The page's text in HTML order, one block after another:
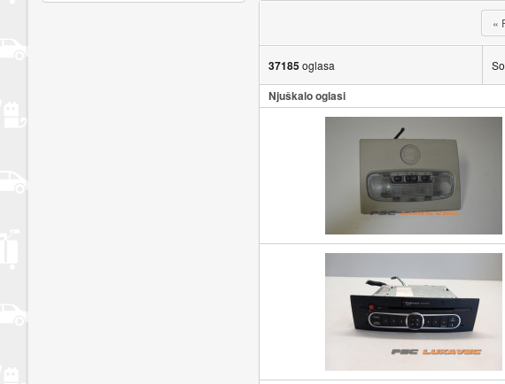
«
37185oglasa
Njuškalo oglasi